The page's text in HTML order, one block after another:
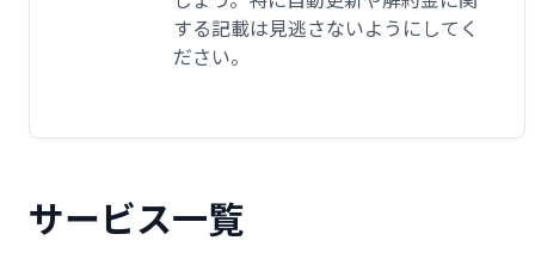
する記載は見逃さないようにしてく
ださい。
サービス一覧